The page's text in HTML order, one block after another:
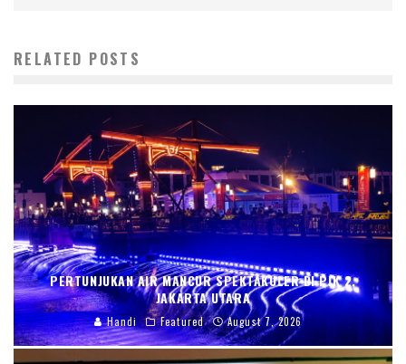
RELATED POSTS
PERTUNJUKAN AIR MANCUR SPEKTAKULER DI PIK 2,
JAKARTA UTARA
Handi Featured August 7, 2026